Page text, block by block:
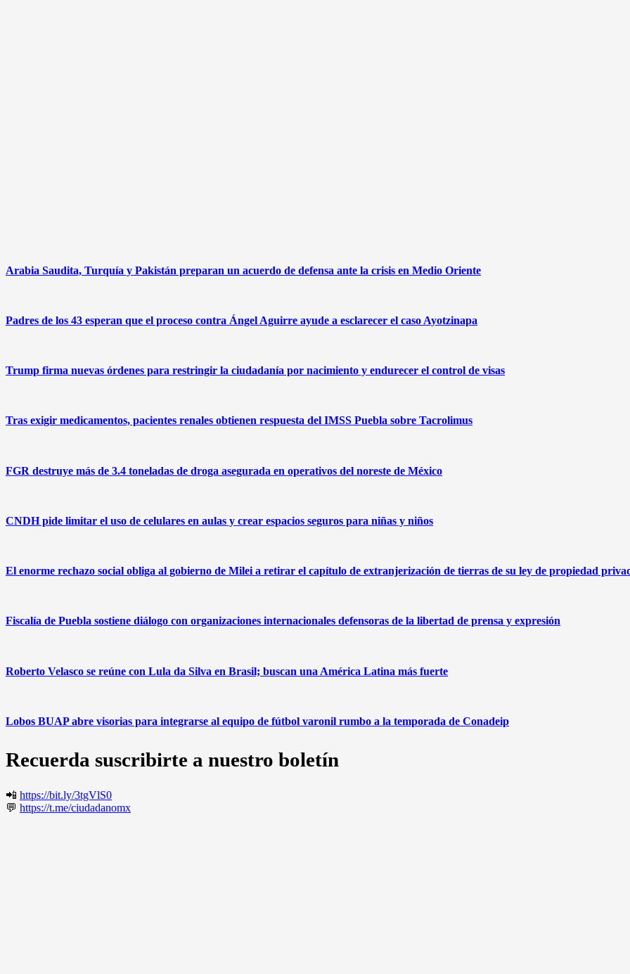
Arabia Saudita, Turquía y Pakistán preparan un acuerdo de defensa ante la crisis en Medio Oriente
Padres de los 43 esperan que el proceso contra Ángel Aguirre ayude a esclarecer el caso Ayotzinapa
Trump firma nuevas órdenes para restringir la ciudadanía por nacimiento y endurecer el control de visas
Tras exigir medicamentos, pacientes renales obtienen respuesta del IMSS Puebla sobre Tacrolimus
FGR destruye más de 3.4 toneladas de droga asegurada en operativos del noreste de México
CNDH pide limitar el uso de celulares en aulas y crear espacios seguros para niñas y niños
El enorme rechazo social obliga al gobierno de Milei a retirar el capítulo de extranjerización de tierras de su ley de propiedad
Fiscalía de Puebla sostiene diálogo con organizaciones internacionales defensoras de la libertad de prensa y expresión
Roberto Velasco se reúne con Lula da Silva en Brasil; buscan una América Latina más fuerte
Lobos BUAP abre visorias para integrarse al equipo de fútbol varonil rumbo a la temporada de Conadeip
Recuerda suscribirte a nuestro boletín
📲 https://bit.ly/3tgVlS0
💬 https://t.me/ciudadanomx